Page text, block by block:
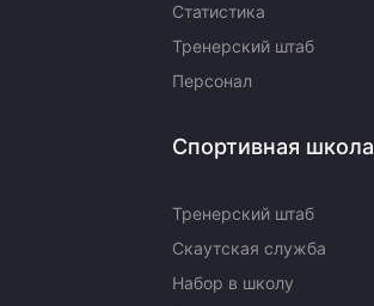
Статистика
Тренерский штаб
Персонал
Спортивная школа
Тренерский штаб
Скаутская служба
Набор в школу